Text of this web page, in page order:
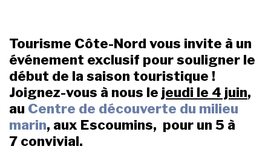
Tourisme Côte-Nord vous invite à un
événement exclusif pour souligner le
début de la saison touristique !
Joignez-vous à nous le jeudi le 4 juin,
au Centre de découverte du milieu
marin, aux Escoumins, pour un 5 à
7 convivial.